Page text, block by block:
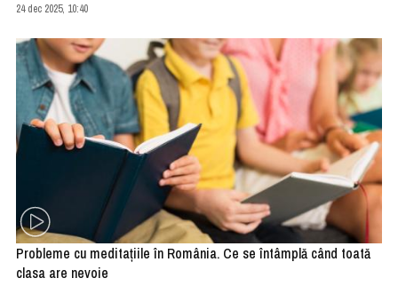
24 dec 2025, 10:40
Probleme cu meditaţiile în România. Ce se întâmplă când toată
clasa are nevoie